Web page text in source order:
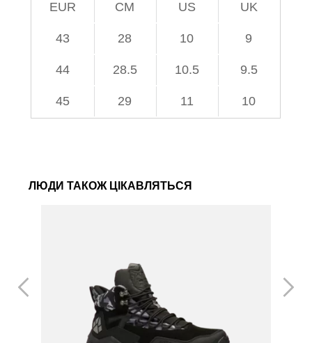
EUR СМ US UK
43 28 10 9
44 28.5 10.5 9.5
45 29 11 10
ЛЮДИ ТАКОЖ ЦІКАВЛЯТЬСЯ